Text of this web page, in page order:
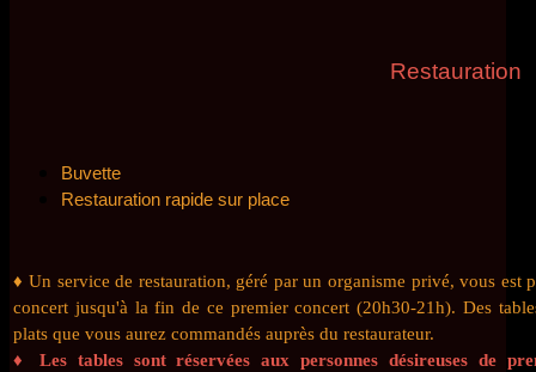
Restauration
Buvette
Restauration rapide sur place
♦ Un service de restauration, géré par un organisme privé, vous est
concert jusqu'à la fin de ce premier concert (20h30-21h). Des
plats que vous aurez commandés auprès du restaurateur.
♦ Les tables sont réservées aux personnes désireuses de